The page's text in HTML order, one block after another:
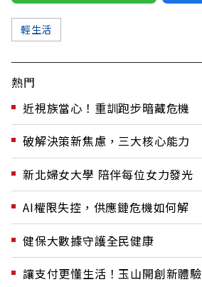
輕生活
熱門
近視族當心！重訓跑步暗藏危機
破解決策新焦慮，三大核心能力
新北婦女大學 陪伴每位女力發光
AI權限失控，供應鏈危機如何解
健保大數據守護全民健康
讓支付更懂生活！玉山開創新體驗